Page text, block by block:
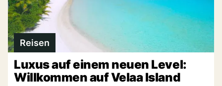
Reisen
Luxus auf einem neuen Level:
Willkommen auf Velaa Island